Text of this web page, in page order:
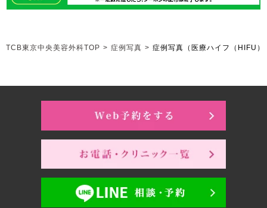
TCB東京中央美容外科TOP > 症例写真 > 症例写真（医療ハイフ（HIFU）